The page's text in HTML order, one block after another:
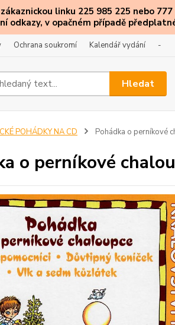
linku 225 985 225 nebo
odkazy, v opačném případě
Ochrana soukromí Kalendář vydání -
Hledat
POHÁDKY NA CD Pohádka o perníkové
o perníkové